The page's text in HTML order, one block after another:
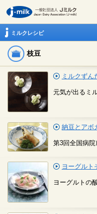
ミルクレシピ
枝豆
ミルクずん
元気が出るミ
納豆とアボ
第3回全国病
ヨーグルト
ヨーグルトの